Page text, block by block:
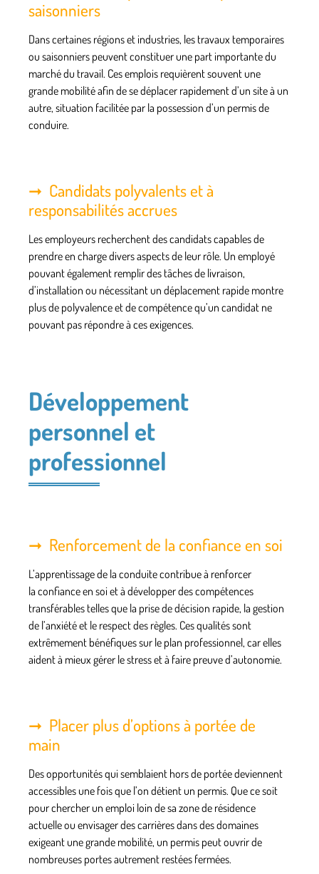
saisonniers
Dans certaines régions et industries, les travaux temporaires
ou saisonniers peuvent constituer une part importante du
marché du travail. Ces emplois requièrent souvent une
grande mobilité afin de se déplacer rapidement d’un site à un
autre, situation facilitée par la possession d’un permis de
conduire.
Candidats polyvalents et à
responsabilités accrues
Les employeurs recherchent des candidats capables de
prendre en charge divers aspects de leur rôle. Un employé
pouvant également remplir des tâches de livraison,
d’installation ou nécessitant un déplacement rapide montre
plus de polyvalence et de compétence qu’un candidat ne
pouvant pas répondre à ces exigences.
Développement
personnel et
professionnel
Renforcement de la confiance en soi
L’apprentissage de la conduite contribue à renforcer
la confiance en soi et à développer des compétences
transférables telles que la prise de décision rapide, la gestion
de l’anxiété et le respect des règles. Ces qualités sont
extrêmement bénéfiques sur le plan professionnel, car elles
aident à mieux gérer le stress et à faire preuve d’autonomie.
Placer plus d’options à portée de
main
Des opportunités qui semblaient hors de portée deviennent
accessibles une fois que l’on détient un permis. Que ce soit
pour chercher un emploi loin de sa zone de résidence
actuelle ou envisager des carrières dans des domaines
exigeant une grande mobilité, un permis peut ouvrir de
nombreuses portes autrement restées fermées.